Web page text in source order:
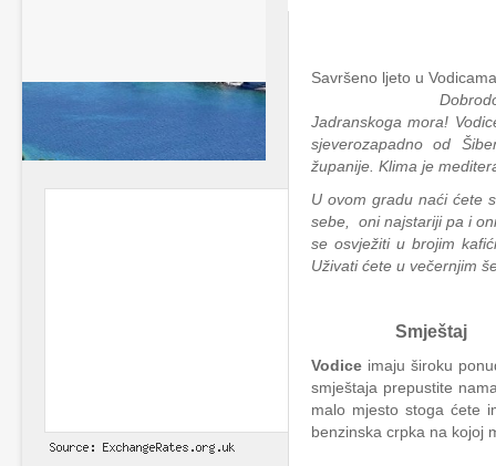
Savršeno ljeto u Vodicama
Dobrodošli u grad
Jadranskoga mora!
sjeverozapadno od
županije. Klima je
U ovom gradu naći ćete
sebe, oni najstariji pa i
se osvježiti u brojim
Uživati ćete u večernjim
Smještaj
Vodice imaju široku
smještaja prepustite
malo mjesto stoga ćete
benzinska crpka na kojoj